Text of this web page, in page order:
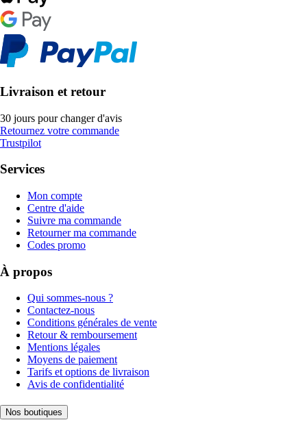
Livraison et retour
30 jours pour changer d'avis
Retournez votre commande
Trustpilot
Services
Mon compte
Centre d'aide
Suivre ma commande
Retourner ma commande
Codes promo
À propos
Qui sommes-nous ?
Contactez-nous
Conditions générales de vente
Retour & remboursement
Mentions légales
Moyens de paiement
Tarifs et options de livraison
Avis de confidentialité
Nos boutiques